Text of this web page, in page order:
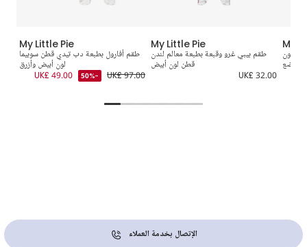
My Little Pie
طقم أفارول بطبعة دب تيدي قطن سوبيما
لون أبيض وأزرق
UK£ 97.00
-50%
UK£ 49.00
My Little Pie
طقم بيبي غرو وقبعة بطبعة معالم لندن
قطن لون أبيض
UK£ 32.00
My
لون
للرضع
الإتصال بخدمة العملاء